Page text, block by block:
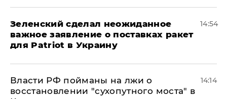
Зеленский сделал неожиданное
важное заявление о поставках ракет
для Patriot в Украину
14:54
Власти РФ пойманы на лжи о
восстановлении "сухопутного моста" в
14:14